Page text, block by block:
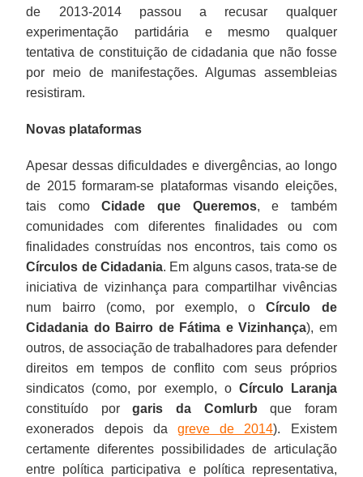
de 2013-2014 passou a recusar qualquer
experimentação partidária e mesmo qualquer
tentativa de constituição de cidadania que não fosse
por meio de manifestações. Algumas assembleias
resistiram.
Novas plataformas
Apesar dessas dificuldades e divergências, ao longo
de 2015 formaram-se plataformas visando eleições,
tais comoCidade que Queremos, e também
comunidades com diferentes finalidades ou com
finalidades construídas nos encontros, tais como os
Círculos de Cidadania. Em alguns casos, trata-se de
iniciativa de vizinhança para compartilhar vivências
num bairro (como, por exemplo, oCírculo de
Cidadania do Bairro de Fátima e Vizinhança), em
outros, de associação de trabalhadores para defender
direitos em tempos de conflito com seus próprios
sindicatos (como, por exemplo, o Círculo Laranja
constituído porgaris da Comlurb que foram
exonerados depois da greve de 2014). Existem
certamente diferentes possibilidades de articulação
entre política participativa e política representativa,